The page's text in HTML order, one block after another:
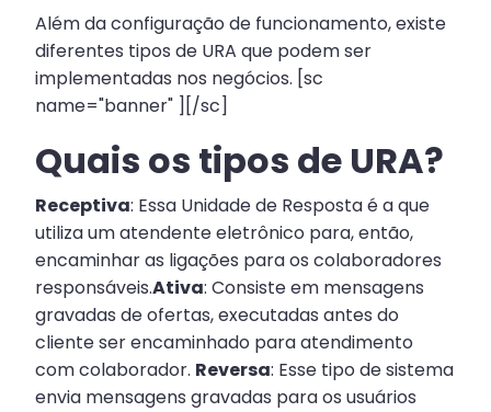
Além da configuração de funcionamento, existe
diferentes tipos de URA que podem ser
implementadas nos negócios. [sc
name="banner" ][/sc]
Quais os tipos de URA?
Receptiva: Essa Unidade de Resposta é a que
utiliza um atendente eletrônico para, então,
encaminhar as ligações para os colaboradores
responsáveis.Ativa: Consiste em mensagens
gravadas de ofertas, executadas antes do
cliente ser encaminhado para atendimento
com colaborador. Reversa: Esse tipo de sistema
envia mensagens gravadas para os usuários